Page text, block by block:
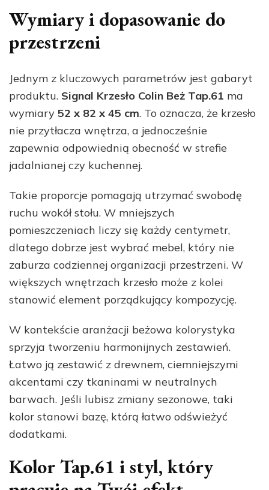
Wymiary i dopasowanie do
przestrzeni
Jednym z kluczowych parametrów jest gabaryt
produktu. Signal Krzesło Colin Beż Tap.61 ma
wymiary 52 x 82 x 45 cm. To oznacza, że krzesło
nie przytłacza wnętrza, a jednocześnie
zapewnia odpowiednią obecność w strefie
jadalnianej czy kuchennej.
Takie proporcje pomagają utrzymać swobodę
ruchu wokół stołu. W mniejszych
pomieszczeniach liczy się każdy centymetr,
dlatego dobrze jest wybrać mebel, który nie
zaburza codziennej organizacji przestrzeni. W
większych wnętrzach krzesło może z kolei
stanowić element porządkujący kompozycję.
W kontekście aranżacji beżowa kolorystyka
sprzyja tworzeniu harmonijnych zestawień.
Łatwo ją zestawić z drewnem, ciemniejszymi
akcentami czy tkaninami w neutralnych
barwach. Jeśli lubisz zmiany sezonowe, taki
kolor stanowi bazę, którą łatwo odświeżyć
dodatkami.
Kolor Tap.61 i styl, który